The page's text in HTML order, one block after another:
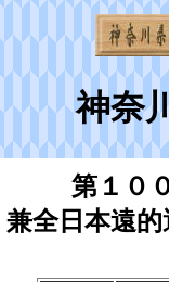
神奈
第１０
兼全日本遠